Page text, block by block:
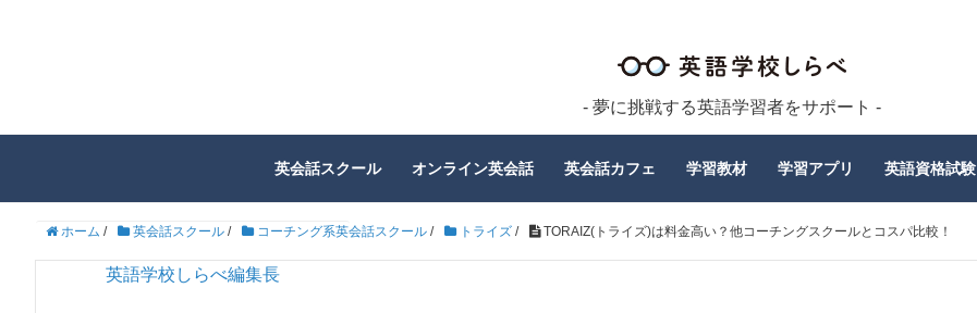
- 夢に挑戦する英語学習者をサポート -
英会話スクール オンライン英会話 英会話カフェ 学習教材 学習アプリ 英語資格試験
ホーム / 英会話スクール / コーチング系英会話スクール / トライズ / TORAIZ(トライズ)は料金高い？他コーチングスクールとコスパ比較！
英語学校しらべ編集長